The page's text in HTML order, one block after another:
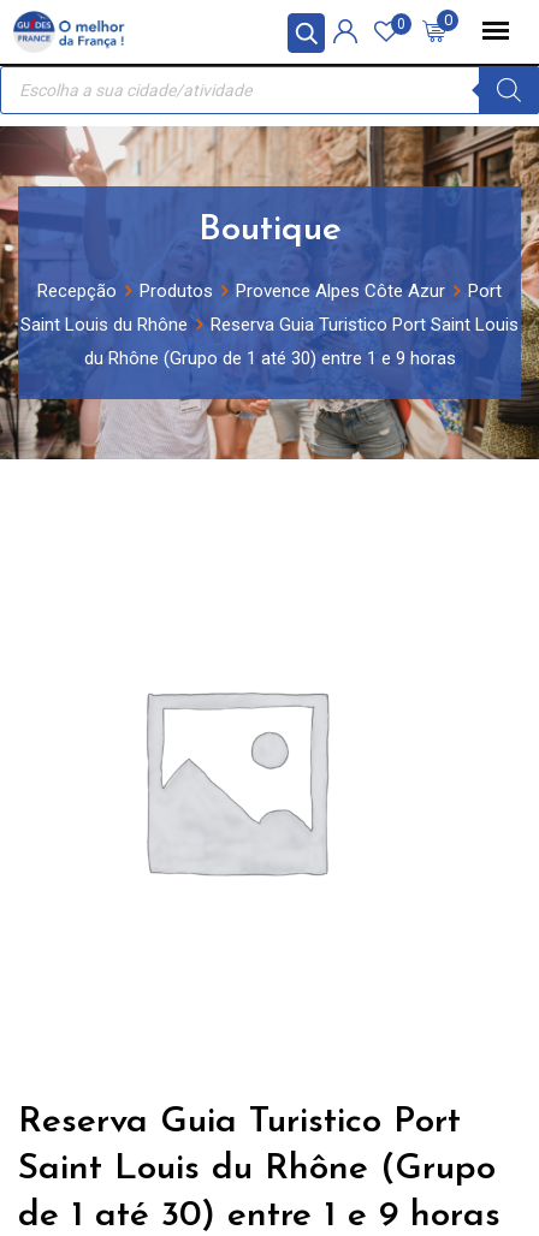
Painel de Gerenciamento de Cookies
Skip
content
0
0
Recherche
produits
Boutique
Recepção Produtos Provence Alpes Côte Azur
Port
Saint Louis du Rhône
Reserva Guia Turistico Port Saint Louis
du Rhône (Grupo de 1 até 30) entre 1 e 9 horas
Reserva Guia Turistico Port
Saint Louis du Rhône (Grupo
de 1 até 30) entre 1 e 9 horas